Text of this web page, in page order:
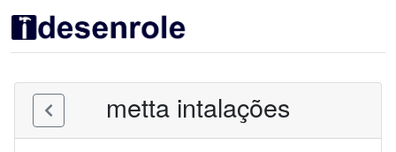
metta intalações